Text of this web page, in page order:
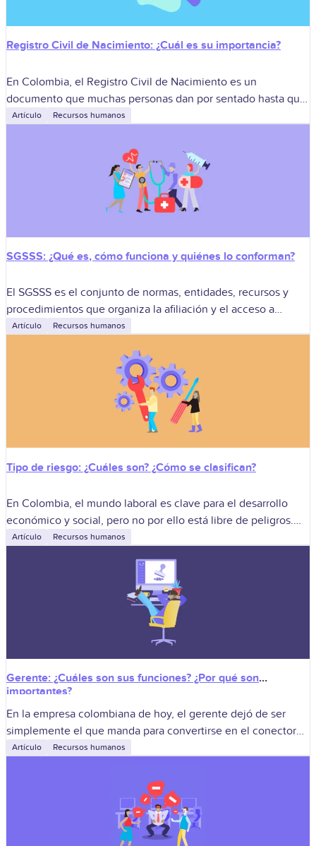
Registro Civil de Nacimiento: ¿Cuál es su importancia?
En Colombia, el Registro Civil de Nacimiento es un
documento que muchas personas dan por sentado hasta que
lo necesitan con urgencia: para un trámite de salud, una
Artículo Recursos humanos
SGSSS: ¿Qué es, cómo funciona y quiénes lo conforman?
El SGSSS es el conjunto de normas, entidades, recursos y
procedimientos que organiza la afiliación y el acceso a
servicios de salud en Colombia. Funciona principalmente
Artículo Recursos humanos
Tipo de riesgo: ¿Cuáles son? ¿Cómo se clasifican?
En Colombia, el mundo laboral es clave para el desarrollo
económico y social, pero no por ello está libre de peligros.
Llamamos riesgos laborales a las condiciones del entorno o
Artículo Recursos humanos
Gerente: ¿Cuáles son sus funciones? ¿Por qué son
importantes?
En la empresa colombiana de hoy, el gerente dejó de ser
simplemente el que manda para convertirse en el conector
que alinea estrategia, cultura, cumplimiento y resultados
Artículo Recursos humanos